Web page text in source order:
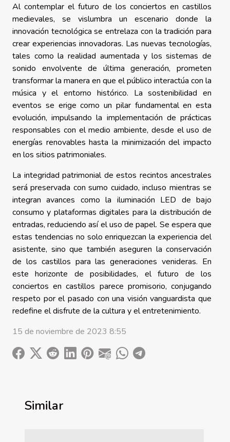
Al contemplar el futuro de los conciertos en castillos
medievales, se vislumbra un escenario donde la
innovación tecnológica se entrelaza con la tradición para
crear experiencias innovadoras. Las nuevas tecnologías,
tales como la realidad aumentada y los sistemas de
sonido envolvente de última generación, prometen
transformar la manera en que el público interactúa con la
música y el entorno histórico. La sostenibilidad en
eventos se erige como un pilar fundamental en esta
evolución, impulsando la implementación de prácticas
responsables con el medio ambiente, desde el uso de
energías renovables hasta la minimización del impacto
en los sitios patrimoniales.
La integridad patrimonial de estos recintos ancestrales
será preservada con sumo cuidado, incluso mientras se
integran avances como la iluminación LED de bajo
consumo y plataformas digitales para la distribución de
entradas, reduciendo así el uso de papel. Se espera que
estas tendencias no solo enriquezcan la experiencia del
asistente, sino que también aseguren la conservación
de los castillos para las generaciones venideras. En
este horizonte de posibilidades, el futuro de los
conciertos en castillos parece promisorio, conjugando
respeto por el pasado con una visión vanguardista que
redefine el disfrute de la cultura y el entretenimiento.
15 de noviembre de 2023 8:55
Similar